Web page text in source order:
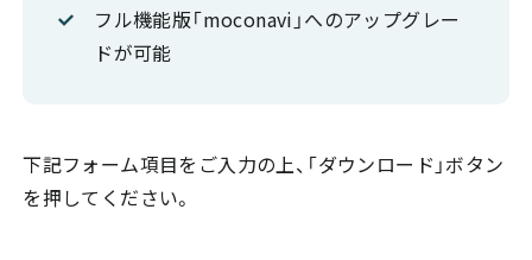
フル機能版「moconavi」へのアップグレー
ドが可能
下記フォーム項目をご入力の上、「ダウンロード」ボタン
を押してください。